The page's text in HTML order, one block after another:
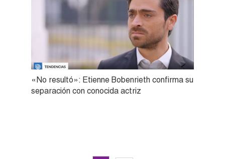
«No resultó»: Etienne Bobenrieth confirma su
separación con conocida actriz